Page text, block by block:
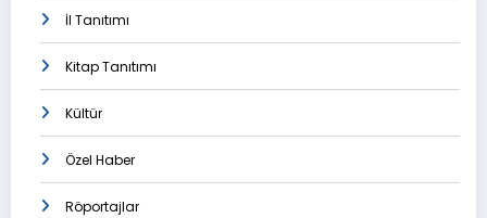
İl Tanıtımı
Kitap Tanıtımı
Kültür
Özel Haber
Röportajlar